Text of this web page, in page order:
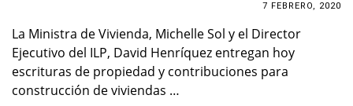
7 FEBRERO, 2020
La Ministra de Vivienda, Michelle Sol y el Director
Ejecutivo del ILP, David Henríquez entregan hoy
escrituras de propiedad y contribuciones para
construcción de viviendas …